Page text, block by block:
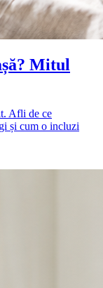
Mitul
Afli de ce
și cum o incluzi